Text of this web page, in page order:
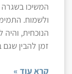
המשיכו
ולשמוח.
הנוכחית,
זמן להבין
קרא עוד »